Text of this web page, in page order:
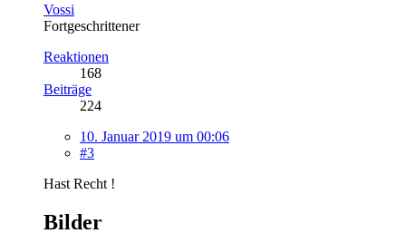
Vossi
Fortgeschrittener
Reaktionen
168
Beiträge
224
10. Januar 2019 um 00:06
#3
Hast Recht !
Bilder